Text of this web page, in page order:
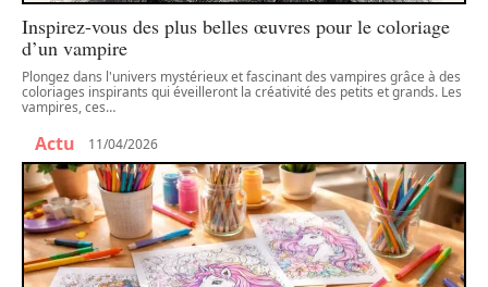
Inspirez-vous des plus belles œuvres pour le coloriage
d’un vampire
Plongez dans l'univers mystérieux et fascinant des vampires grâce à des
coloriages inspirants qui éveilleront la créativité des petits et grands. Les
vampires, ces…
Actu 11/04/2026